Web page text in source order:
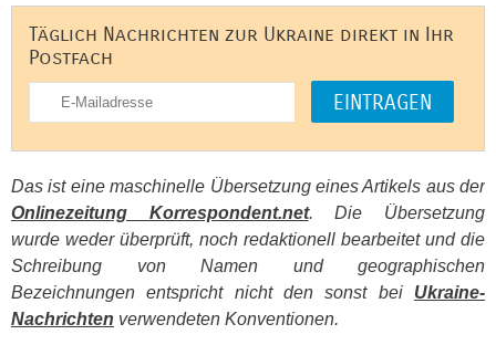
Täglich Nachrichten zur Ukraine direkt in Ihr
Postfach
Das ist eine maschinelle Übersetzung eines Artikels aus der
Onlinezeitung Korrespondent.net. Die Übersetzung
wurde weder überprüft, noch redaktionell bearbeitet und die
Schreibung von Namen und geographischen
Bezeichnungen entspricht nicht den sonst bei Ukraine-
Nachrichten verwendeten Konventionen.